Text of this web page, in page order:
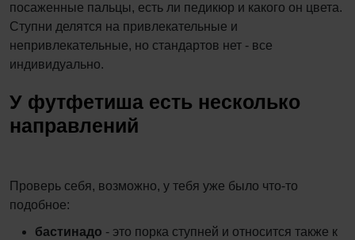
посаженные пальцы, есть ли педикюр и какого он цвета.
Ступни делятся на привлекательные и
непривлекательные, но стандартов нет - все
индивидуально.
У футфетиша есть несколько
направлений
Проверь себя, возможно, у тебя уже было что-то
подобное:
бастинадо - это порка ступней и относится также к